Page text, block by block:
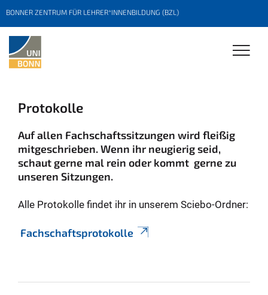
BONNER ZENTRUM FÜR LEHRER*INNENBILDUNG (BZL)
Protokolle
Auf allen Fachschaftssitzungen wird fleißig
mitgeschrieben. Wenn ihr neugierig seid,
schaut gerne mal rein oder kommt gerne zu
unseren Sitzungen.
Alle Protokolle findet ihr in unserem Sciebo-Ordner:
Fachschaftsprotokolle